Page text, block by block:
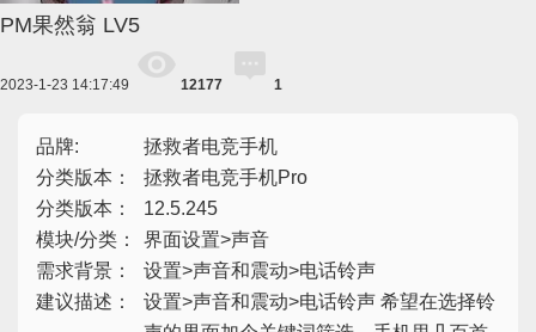
PM果然翁 LV5
2023-1-23 14:17:49 12177 1
品牌:
拯救者电竞手机
分类版本：
拯救者电竞手机Pro
分类版本：
12.5.245
模块/分类：
界面设置>声音
需求背景：
设置>声音和震动>电话铃声
建议描述：
设置>声音和震动>电话铃声 希望在选择铃